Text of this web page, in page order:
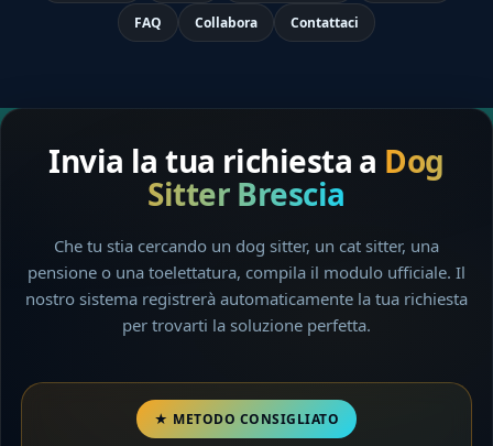
FAQ Collabora Contattaci
Invia la tua richiesta a Dog
Sitter Brescia
Che tu stia cercando un dog sitter, un cat sitter, una
pensione o una toelettatura, compila il modulo ufficiale. Il
nostro sistema registrerà automaticamente la tua richiesta
per trovarti la soluzione perfetta.